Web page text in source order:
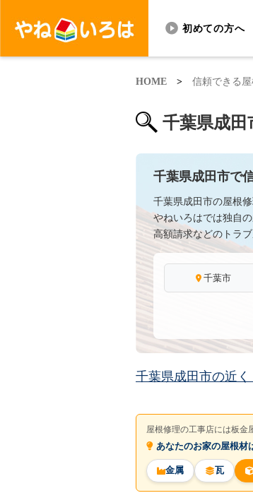
初めての方へ
HOME > 信頼できる
千葉県成
千葉県成田市で
千葉県成田市の屋根
やねいろはでは独自
高額請求などのトラ
千葉市
千葉県成田市の近
屋根修理の工事店には板金
あなたのお家の屋根材
金属 瓦